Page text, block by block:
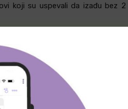
koji su uspevali da izađu bez 2
zanimljiv i vrlo turbulentan ne
na proleće, ulaska u plej of i
oni i Kragujevčani bili
kluba, prvo otpustivši trenera
ne žele da produže ugovore.